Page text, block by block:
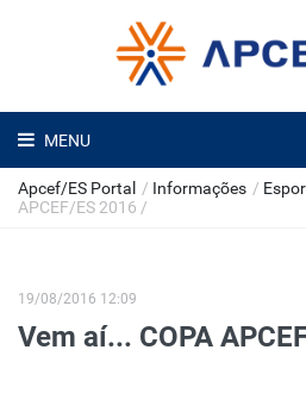
MENU
Apcef/ES Portal / Informações /
APCEF/ES 2016 /
19/08/2016 12:09
Vem aí... COPA